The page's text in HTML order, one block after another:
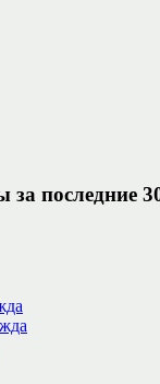
последние